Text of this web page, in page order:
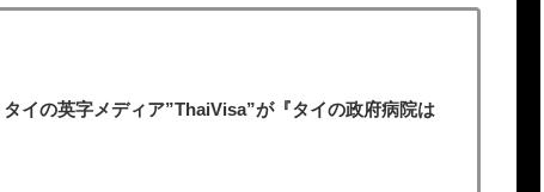
イの英字メディア”ThaiVisa”が『タイの政府病院は